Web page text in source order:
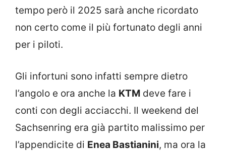
tempo però il 2025 sarà anche ricordato
non certo come il più fortunato degli anni
per i piloti.
Gli infortuni sono infatti sempre dietro
l’angolo e ora anche la KTM deve fare i
conti con degli acciacchi. Il weekend del
Sachsenring era già partito malissimo per
l’appendicite di Enea Bastianini, ma ora la